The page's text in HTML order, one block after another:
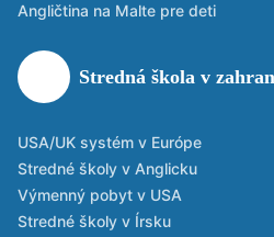
Angličtina na Malte pre deti
Stredná škola v
USA/UK systém v Európe
Stredné školy v Anglicku
Výmenný pobyt v USA
Stredné školy v Írsku